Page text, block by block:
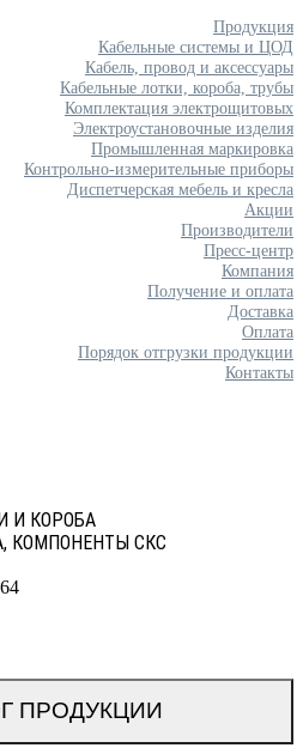
Продукция
Кабельные системы и ЦОД
Кабель, провод и аксессуары
Кабельные лотки, короба, трубы
Комплектация электрощитовых
Электроустановочные изделия
Промышленная маркировка
Контрольно-измерительные приборы
Диспетчерская мебель и кресла
Акции
Производители
Пресс-центр
Компания
Получение и оплата
Доставка
Оплата
Порядок отгрузки продукции
Контакты
И КОРОБА
КОМПОНЕНТЫ СКС
ПРОДУКЦИИ